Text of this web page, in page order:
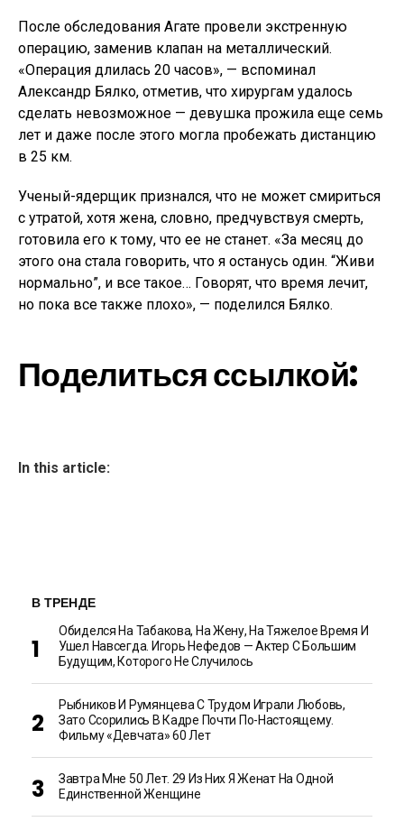
После обследования Агате провели экстренную
операцию, заменив клапан на металлический.
«Операция длилась 20 часов», — вспоминал
Александр Бялко, отметив, что хирургам удалось
сделать невозможное — девушка прожила еще семь
лет и даже после этого могла пробежать дистанцию
в 25 км.
Ученый-ядерщик признался, что не может смириться
с утратой, хотя жена, словно, предчувствуя смерть,
готовила его к тому, что ее не станет. «За месяц до
этого она стала говорить, что я останусь один. “Живи
нормально”, и все такое… Говорят, что время лечит,
но пока все также плохо», — поделился Бялко.
Поделиться ссылкой:
In this article:
В ТРЕНДЕ
Обиделся На Табакова, На Жену, На Тяжелое Время И
Ушел Навсегда. Игорь Нефедов — Актер С Большим
Будущим, Которого Не Случилось
Рыбников И Румянцева С Трудом Играли Любовь,
Зато Ссорились В Кадре Почти По-Настоящему.
Фильму «Девчата» 60 Лет
Завтра Мне 50 Лет. 29 Из Них Я Женат На Одной
Единственной Женщине